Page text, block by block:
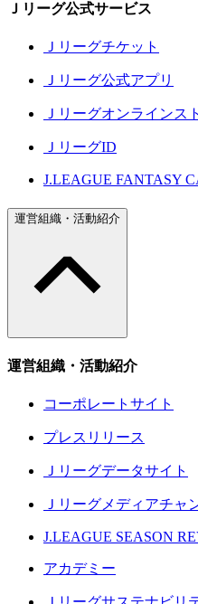
Ｊリーグ公式サービス
Ｊリーグチケット
Ｊリーグ公式アプリ
Ｊリーグオンラインス
ＪリーグID
J.LEAGUE FANTASY
運営組織・活動紹介
運営組織・活動紹介
コーポレートサイト
プレスリリース
Ｊリーグデータサイト
Ｊリーグメディアチャ
J.LEAGUE SEASON
アカデミー